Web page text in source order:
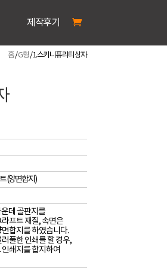
제작후기
홈/G형/ 1.스키니퓨리티상자
(양면합지)
데 골판지를
프트 재질, 속면은
합지를 하였습니다.
풀한 인쇄를 할 경우,
쇄지를 합지하여